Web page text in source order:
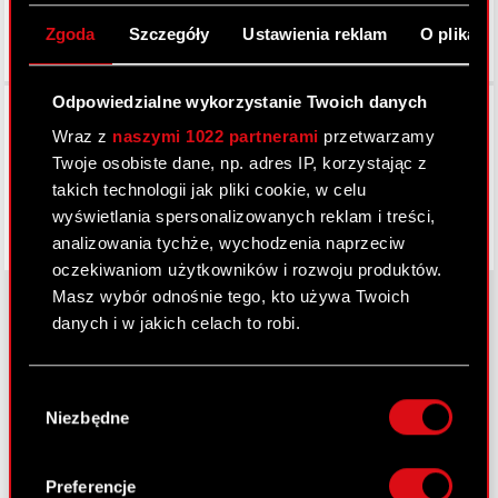
Zgoda Szczegóły Ustawienia reklam O
Odpowiedzialne wykorzystanie Twoich danych
Wraz z naszymi 1022 partnerami przetwarzamy
Twoje osobiste dane, np. adres IP, korzystając z
takich technologii jak pliki cookie, w celu
wyświetlania spersonalizowanych reklam i treści,
analizowania tychże, wychodzenia naprzeciw
oczekiwaniom użytkowników i rozwoju produktów.
Masz wybór odnośnie tego, kto używa Twoich
danych i w jakich celach to robi.
lokalizacji geograficznej z dokładnością nawet
Identyfikować Twoje urządzenie, aktywnie
zgody
Niezbędne
Preferencje
Facebook
O CD PROJEKT
Grupa Kapitałowa
Inwestorzy